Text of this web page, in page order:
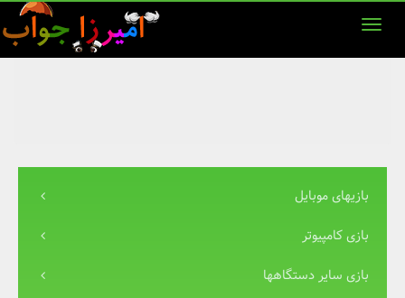
بازیهای موبایل
بازی کامپیوتر
بازی سایر دستگاهها